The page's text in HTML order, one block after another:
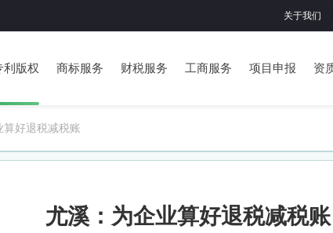
关于我们
利版权 商标服务 财税服务 工商服务 项目申报 资
算好退税减税账
尤溪：为企业算好退税减税账